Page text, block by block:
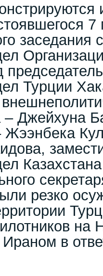
заседания
Турции
Джейхуна
Жээнбека
резко
на
Ираном в